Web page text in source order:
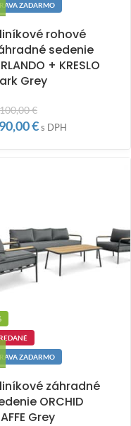
ZADARMO
rohové
sedenie
+ KRESLO
Grey
€
€s DPH
ZADARMO
záhradné
ORCHID
Grey